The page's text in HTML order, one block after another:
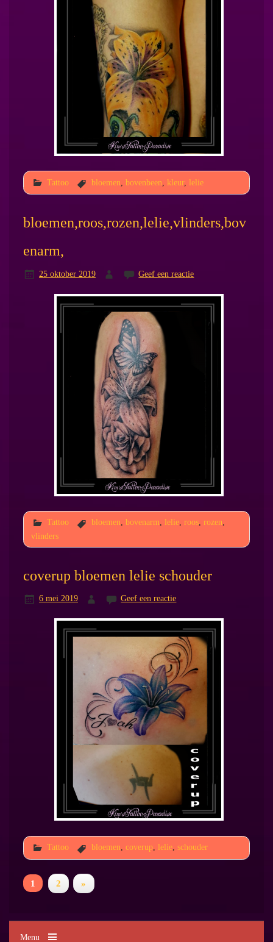
Tattoo bloemen bovenbeen kleur, lelie
bloemen,roos,rozen,lelie,vlinders,bov
enarm,
25 oktober 2019 Geef een reactie
Tattoo bloemen, bovenarm, lelie, roos, rozen,
vlinders
coverup bloemen lelie schouder
6 mei 2019 Geef een reactie
Tattoo bloemen coverup, lelie, schouder
1 2 »
Menu